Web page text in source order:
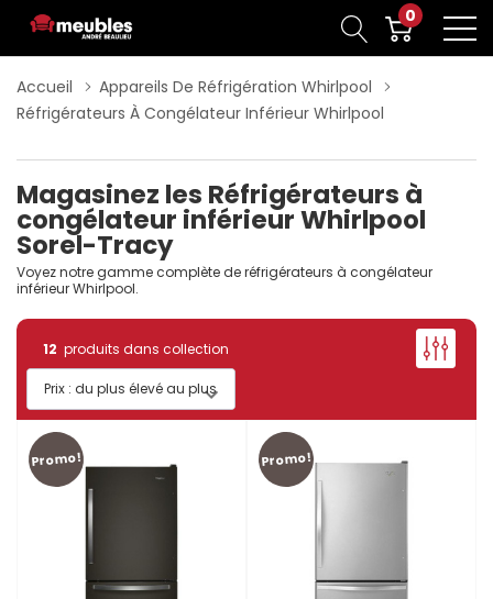
0
Accueil
Appareils De Réfrigération Whirlpool
Réfrigérateurs À Congélateur Inférieur Whirlpool
Magasinez les Réfrigérateurs à
congélateur inférieur Whirlpool
Sorel-Tracy
Voyez notre gamme complète de réfrigérateurs à congélateur
inférieur Whirlpool.
12 produits dans collection
Promo! Promo!